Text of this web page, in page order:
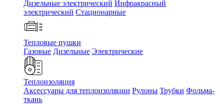
Дизельные электрический Инфракрасный
электрический Стационарные
Тепловые пушки
Газовые Дизельные Электрические
Теплоизоляция
Аксессуары для теплоизоляции Рулоны Трубки Фольма-
ткань